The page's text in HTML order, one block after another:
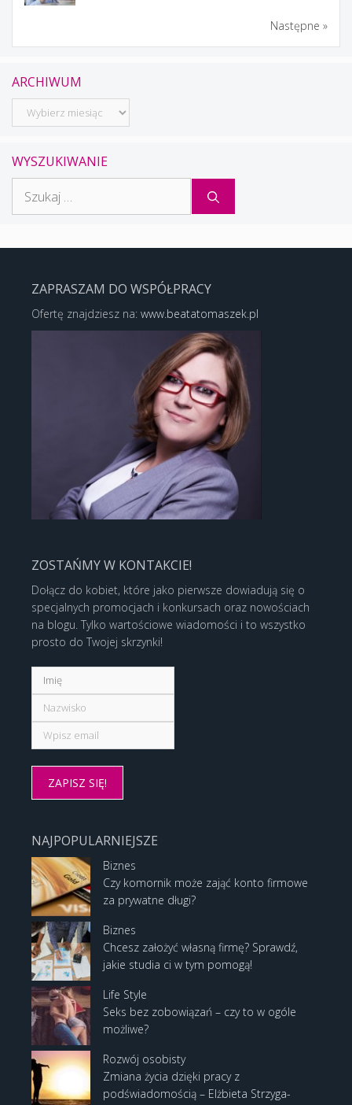
Następne »
ARCHIWUM
Archiwum
WYSZUKIWANIE
ZAPRASZAM DO WSPÓŁPRACY
Ofertę znajdziesz na: www.beatatomaszek.pl
ZOSTAŃMY W KONTAKCIE!
Dołącz do kobiet, które jako pierwsze dowiadują się o
specjalnych promocjach i konkursach oraz nowościach
na blogu. Tylko wartościowe wiadomości i to wszystko
prosto do Twojej skrzynki!
NAJPOPULARNIEJSZE
Biznes
Czy komornik może zająć konto firmowe
za prywatne długi?
Biznes
Chcesz założyć własną firmę? Sprawdź,
jakie studia ci w tym pomogą!
Life Style
Seks bez zobowiązań – czy to w ogóle
możliwe?
Rozwój osobisty
Zmiana życia dzięki pracy z
podświadomością – Elżbieta Strzyga-